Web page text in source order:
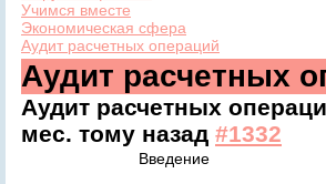
Учимся вместе
Экономическая сфера
Аудит расчетных операций
Аудит расчетных
Аудит расчетных
мес. тому назад #1332
Введение